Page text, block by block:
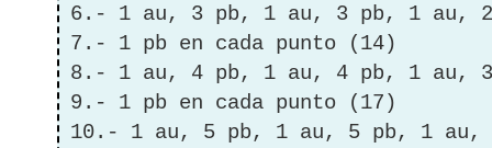
6.- 1 au, 3 pb, 1 au, 3 pb, 1 au,
7.- 1 pb en cada punto (14)
8.- 1 au, 4 pb, 1 au, 4 pb, 1 au,
9.- 1 pb en cada punto (17)
10.- 1 au, 5 pb, 1 au, 5 pb, 1 au,